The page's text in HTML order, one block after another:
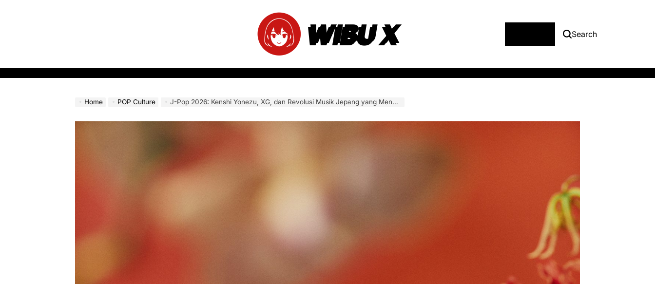
WIBU X Search
Home POP Culture J-Pop 2026: Kenshi Yonezu, XG, dan Revolusi Musik Jepang yang Mengguncang Chart